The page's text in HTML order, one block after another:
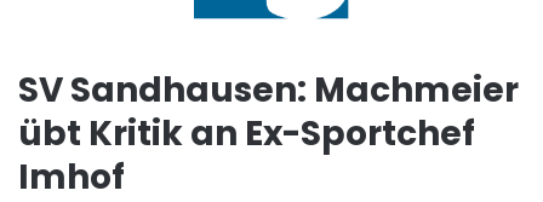
SV Sandhausen: Machmeier
übt Kritik an Ex-Sportchef
Imhof